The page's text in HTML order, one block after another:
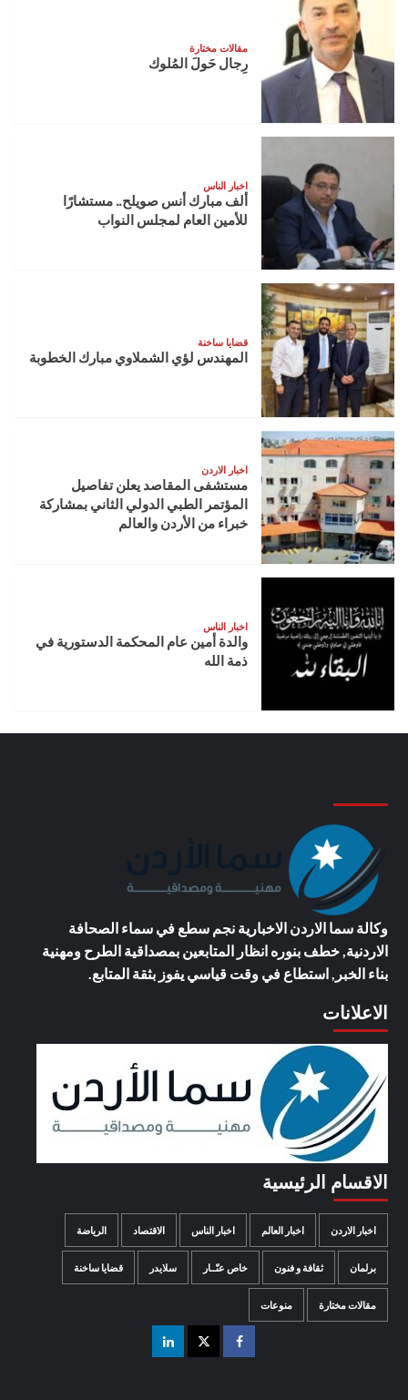
مقالات مختارة
رِجال حَولَ المُلوك
اخبار الناس
ألف مبارك أنس صويلح.. مستشارًا
للأمين العام لمجلس النواب
قضايا ساخنة
المهندس لؤي الشملاوي مبارك الخطوبة
اخبار الاردن
مستشفى المقاصد يعلن تفاصيل
المؤتمر الطبي الدولي الثاني بمشاركة
خبراء من الأردن والعالم
اخبار الناس
والدة أمين عام المحكمة الدستورية في
ذمة الله
وكالة سما الاردن الاخباريةنجم سطع في سماء الصحافة
الاردنية, خطف بنوره انظار المتابعين بمصداقية الطرح ومهنية
بناء الخبر, استطاع في وقت قياسي يفوز بثقة المتابع.
الاعلانات
الاقسام الرئيسية
اخبار الاردن اخبار العالم اخبار الناس الاقتصاد الرياضة
برلمان ثقافة و فنون خاص عنّــار سلايدر قضايا ساخنة
مقالات مختارة منوعات